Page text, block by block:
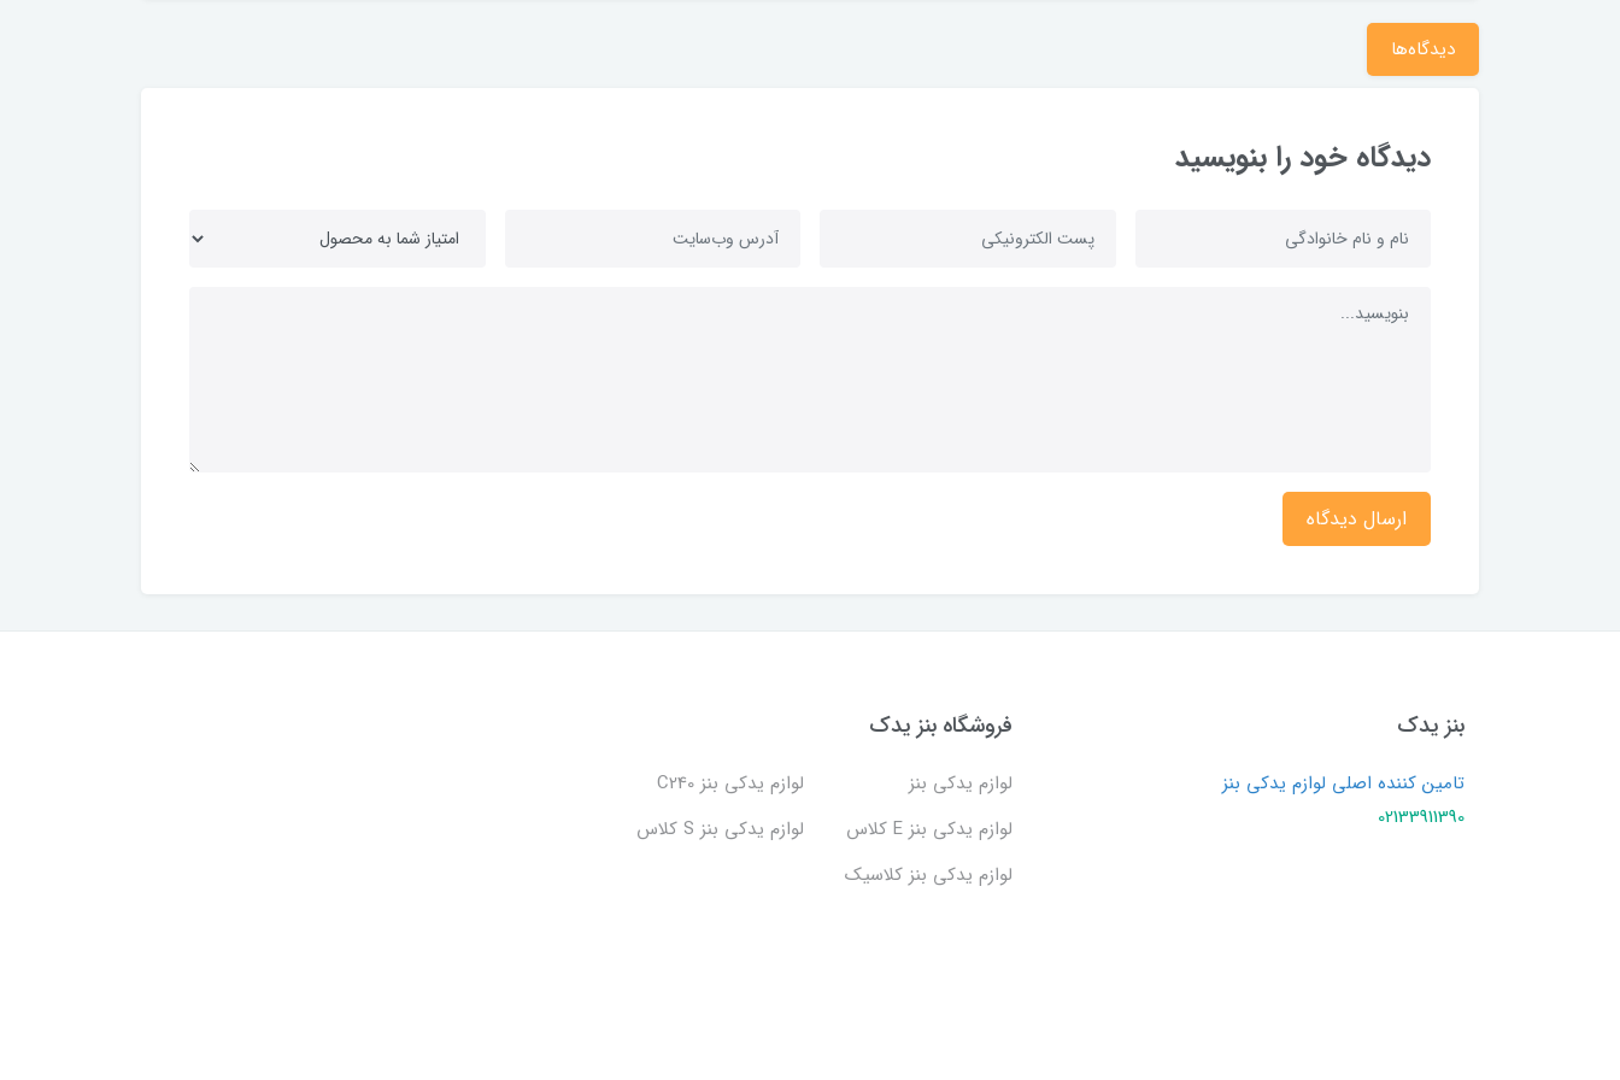
دیدگاه‌ها
دیدگاه خود را بنویسید
ارسال دیدگاه
بنز یدک
تامین کننده اصلی لوازم یدکی بنز
02133911390
فروشگاه بنز یدک
لوازم یدکی بنز
لوازم یدکی بنز C240
لوازم یدکی بنز E کلاس
لوازم یدکی بنز S کلاس
لوازم یدکی بنز کلاسیک